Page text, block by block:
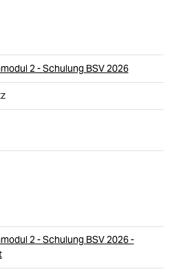
2 - Schulung BSV 2026
2 - Schulung BSV 2026 -